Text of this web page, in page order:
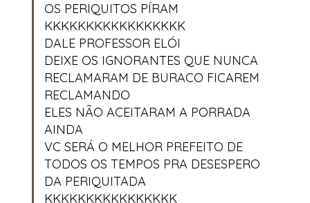
OS PERIQUITOS PÍRAM
KKKKKKKKKKKKKKKKK
DALE PROFESSOR ELÓI
DEIXE OS IGNORANTES QUE NUNCA
RECLAMARAM DE BURACO FICAREM
RECLAMANDO
ELES NÃO ACEITARAM A PORRADA
AINDA
VC SERÁ O MELHOR PREFEITO DE
TODOS OS TEMPOS PRA DESESPERO
DA PERIQUITADA
KKKKKKKKKKKKKKKK